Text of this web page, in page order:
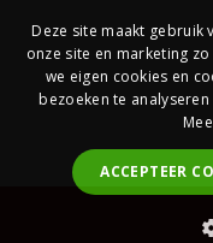
Deze site maakt gebruik
onze site en marketing
we eigen cookies en
bezoeken te
ACCEPTEER